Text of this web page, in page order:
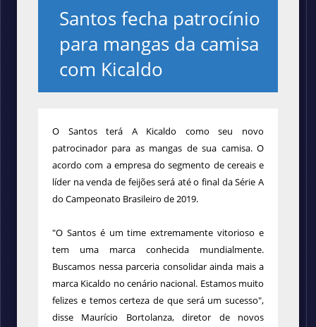
Santos fecha patrocínio
para mangas da camisa
com Kicaldo
O Santos terá A Kicaldo como seu novo
patrocinador para as mangas de sua camisa. O
acordo com a empresa do segmento de cereais e
líder na venda de feijões será até o final da Série A
do Campeonato Brasileiro de 2019.
"O Santos é um time extremamente vitorioso e
tem uma marca conhecida mundialmente.
Buscamos nessa parceria consolidar ainda mais a
marca Kicaldo no cenário nacional. Estamos muito
felizes e temos certeza de que será um sucesso",
disse Maurício Bortolanza, diretor de novos